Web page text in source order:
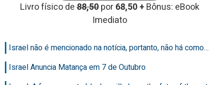
Livro físico de88,50 por68,50 +Bônus: eBook
Imediato
Israel não é mencionado na notícia, portanto, não há como…
Israel Anuncia Matança em 7 de Outubro